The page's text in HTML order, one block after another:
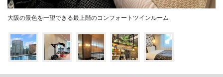
大阪の景色を一望できる最上階のコンフォートツインルーム